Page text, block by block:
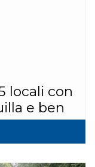
locali con
e ben